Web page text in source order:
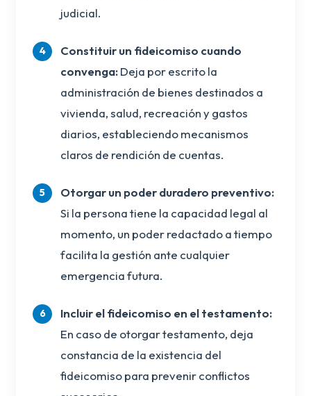
judicial.
Constituir un fideicomiso cuando
convenga:Deja por escrito la
administración de bienes destinados a
vivienda, salud, recreación y gastos
diarios, estableciendo mecanismos
claros de rendición de cuentas.
Otorgar un poder duradero preventivo:
Si la persona tiene la capacidad legal al
momento, un poder redactado a tiempo
facilita la gestión ante cualquier
emergencia futura.
Incluir el fideicomiso en el testamento:
En caso de otorgar testamento, deja
constancia de la existencia del
fideicomiso para prevenir conflictos